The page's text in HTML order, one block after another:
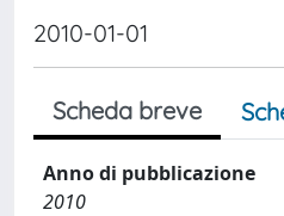
2010-01-01
Scheda breve
Anno di pubblicazione
2010